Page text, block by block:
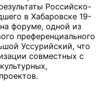
Российско-
в Хабаровске 19-
форуме, одной из
преференциального
Уссурийский, что
совместных с